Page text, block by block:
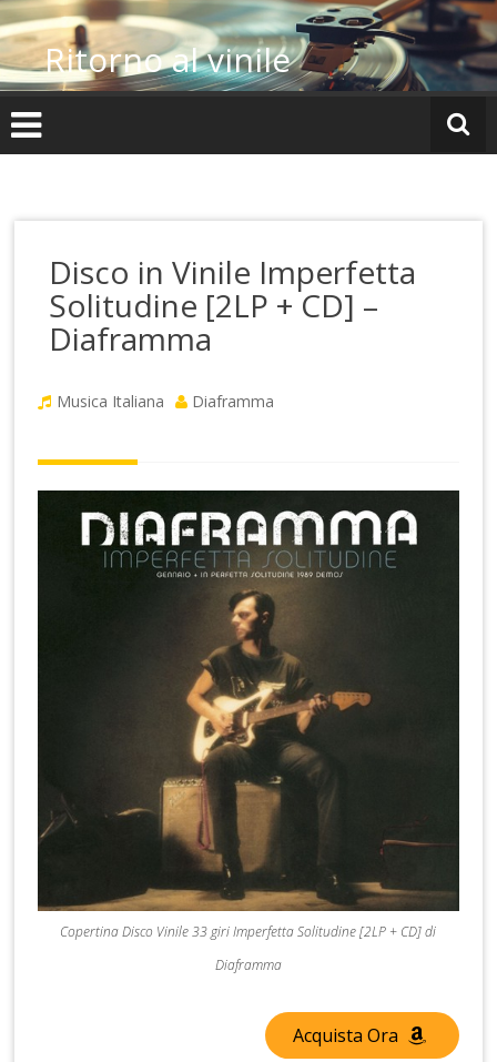
Vai
al
contenutoRitorno al vinile
Disco in Vinile Imperfetta
Solitudine [2LP + CD] –
Diaframma
Musica Italiana Diaframma
Copertina Disco Vinile 33 giri Imperfetta Solitudine [2LP + CD] di
Diaframma
Acquista Ora